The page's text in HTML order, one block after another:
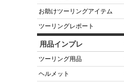
お助けツーリングアイテム
ツーリングレポート
用品インプレ
ツーリング用品
ヘルメット